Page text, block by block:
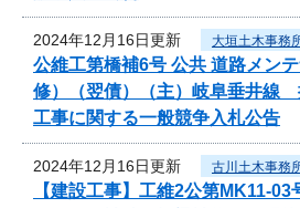
2024年12月16日更新 大垣土木事務
公維工第橋補6号 公共 道路メン
修）（翌債）（主）岐阜垂井
工事に関する一般競争入札公告
2024年12月16日更新 古川土木事務
【建設工事】工維2公第MK11-